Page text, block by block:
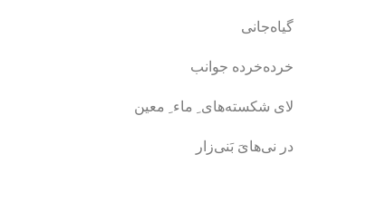
گیاه‌جانی
خرده‌خرده جوانب
لای شکسته‌های ِ ماء ِ معین
در نی‌هایَ بَنی‌زار